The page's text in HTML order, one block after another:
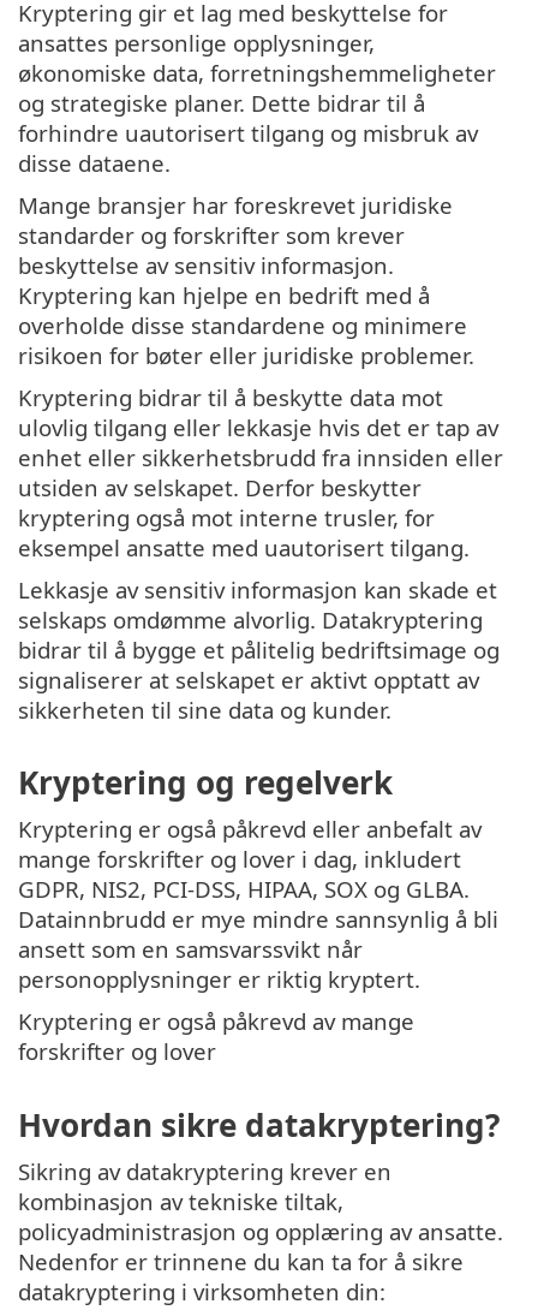
Kryptering gir et lag med beskyttelse for
ansattes personlige opplysninger,
økonomiske data, forretningshemmeligheter
og strategiske planer. Dette bidrar til å
forhindre uautorisert tilgang og misbruk av
disse dataene.
Mange bransjer har foreskrevet juridiske
standarder og forskrifter som krever
beskyttelse av sensitiv informasjon.
Kryptering kan hjelpe en bedrift med å
overholde disse standardene og minimere
risikoen for bøter eller juridiske problemer.
Kryptering bidrar til å beskytte data mot
ulovlig tilgang eller lekkasje hvis det er tap av
enhet eller sikkerhetsbrudd fra innsiden eller
utsiden av selskapet. Derfor beskytter
kryptering også mot interne trusler, for
eksempel ansatte med uautorisert tilgang.
Lekkasje av sensitiv informasjon kan skade et
selskaps omdømme alvorlig. Datakryptering
bidrar til å bygge et pålitelig bedriftsimage og
signaliserer at selskapet er aktivt opptatt av
sikkerheten til sine data og kunder.
Kryptering og regelverk
Kryptering er også påkrevd eller anbefalt av
mange forskrifter og lover i dag, inkludert
GDPR, NIS2, PCI-DSS, HIPAA, SOX og GLBA.
Datainnbrudd er mye mindre sannsynlig å bli
ansett som en samsvarssvikt når
personopplysninger er riktig kryptert.
Kryptering er også påkrevd av mange
forskrifter og lover
Hvordan sikre datakryptering?
Sikring av datakryptering krever en
kombinasjon av tekniske tiltak,
policyadministrasjon og opplæring av ansatte.
Nedenfor er trinnene du kan ta for å sikre
datakryptering i virksomheten din: